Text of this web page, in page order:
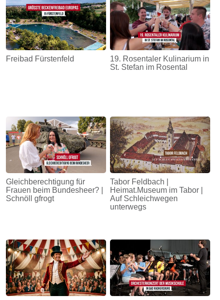
Freibad Fürstenfeld
19. Rosentaler Kulinarium in
St. Stefan im Rosental
Gleichberechtigung für
Frauen beim Bundesheer? |
Schnöll gfrogt
Tabor Feldbach |
Heimat.Museum im Tabor |
Auf Schleichwegen
unterwegs